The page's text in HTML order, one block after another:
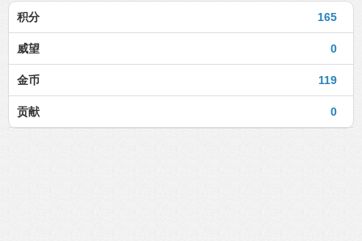
165
积分
0
威望
119
金币
0
贡献